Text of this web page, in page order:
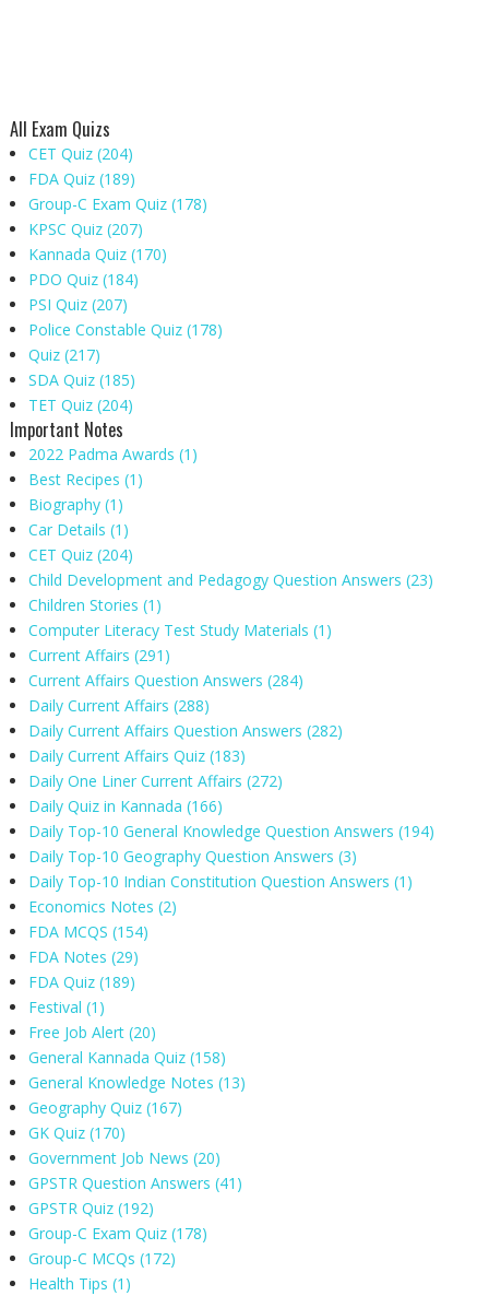
All Exam Quizs
CET Quiz(204)
FDA Quiz(189)
Group-C Exam Quiz(178)
KPSC Quiz(207)
Kannada Quiz(170)
PDO Quiz(184)
PSI Quiz(207)
Police Constable Quiz(178)
Quiz(217)
SDA Quiz(185)
TET Quiz(204)
Important Notes
2022 Padma Awards(1)
Best Recipes(1)
Biography(1)
Car Details(1)
CET Quiz(204)
Child Development and Pedagogy Question Answers(23)
Children Stories(1)
Computer Literacy Test Study Materials(1)
Current Affairs(291)
Current Affairs Question Answers(284)
Daily Current Affairs(288)
Daily Current Affairs Question Answers(282)
Daily Current Affairs Quiz(183)
Daily One Liner Current Affairs(272)
Daily Quiz in Kannada(166)
Daily Top-10 General Knowledge Question Answers(194)
Daily Top-10 Geography Question Answers(3)
Daily Top-10 Indian Constitution Question Answers(1)
Economics Notes(2)
FDA MCQS(154)
FDA Notes(29)
FDA Quiz(189)
Festival(1)
Free Job Alert(20)
General Kannada Quiz(158)
General Knowledge Notes(13)
Geography Quiz(167)
GK Quiz(170)
Government Job News(20)
GPSTR Question Answers(41)
GPSTR Quiz(192)
Group-C Exam Quiz(178)
Group-C MCQs(172)
Health Tips(1)